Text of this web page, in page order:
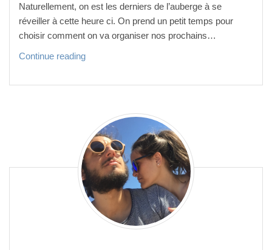
Naturellement, on est les derniers de l’auberge à se
réveiller à cette heure ci. On prend un petit temps pour
choisir comment on va organiser nos prochains…
Continue readingN
s p
i
r
s p
a
s d